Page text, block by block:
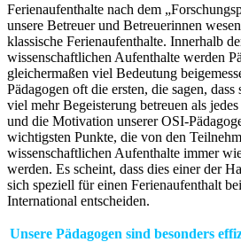
Ferienaufenthalte nach dem
unsere Betreuer und Betreuerinnen
klassische Ferienaufenthalte. Innerhalb
wissenschaftlichen Aufenthalte werden
gleichermaßen viel Bedeutung
Pädagogen oft die ersten, die sagen,
viel mehr Begeisterung betreuen als
und die Motivation unserer OSI-
wichtigsten Punkte, die von den
wissenschaftlichen Aufenthalte immer
werden. Es scheint, dass dies einer der
sich speziell für einen Ferienaufenthalt
International entscheiden.
Unsere Pädagogen sind besonders